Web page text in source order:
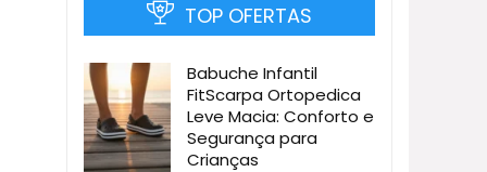
TOP OFERTAS
Babuche Infantil
FitScarpa Ortopedica
Leve Macia: Conforto e
Segurança para
Crianças